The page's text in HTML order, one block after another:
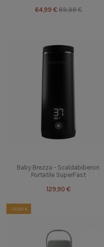
64,99 € 89,99 €
Baby Brezza - Scaldabiberon
Portatile SuperFast
129,90 €
-20,00 €